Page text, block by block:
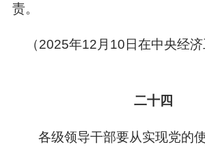
责。
（2025年12月10日在中央经
二十四
各级领导干部要从实现党的使